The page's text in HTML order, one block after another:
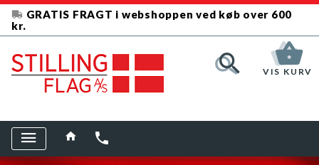
GRATIS FRAGT i webshoppen ved køb over 600
kr.
VIS KURV